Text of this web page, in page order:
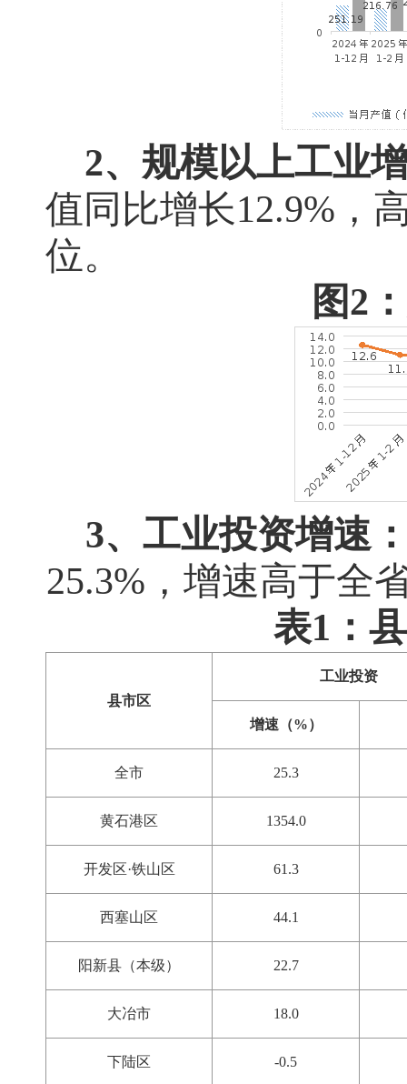
2、规模以上工业
值同比增长12.9% ，
位。
图2
3、工业投资增速
25.3% ，增速高于全
表1：
县市区
工业投资
增速（%）
全市 25.3
黄石港区 1354.0
开发区·铁山区 61.3
西塞山区 44.1
阳新县（本级） 22.7
大冶市 18.0
下陆区 -0.5